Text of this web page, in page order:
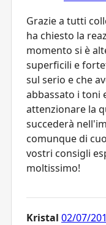
Grazie a tutti
ha chiesto la
momento si è
superficili e
sul serio e che
abbassato i toni
attenzionare la
succederà
comunque di
vostri consigli
moltissimo!
Kristal 02/07/